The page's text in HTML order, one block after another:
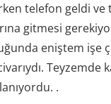
telefon geldi ve
gitmesi
eniştem işe
Teyzemde
.